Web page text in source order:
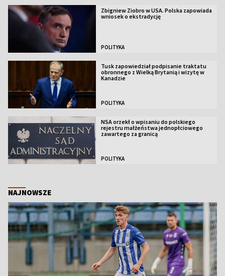
Zbigniew Ziobro w USA. Polska zapowiada
wniosek o ekstradycję
POLITYKA
Tusk zapowiedział podpisanie traktatu
obronnego z Wielką Brytanią i wizytę w
Kanadzie
POLITYKA
NSA orzekł o wpisaniu do polskiego
rejestru małżeństwa jednopłciowego
zawartego za granicą
POLITYKA
NAJNOWSZE